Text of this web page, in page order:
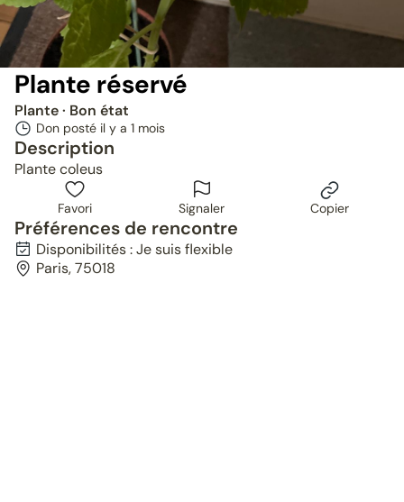
Plante réservé
Plante· Bon état
Don posté il y a 1 mois
Description
Plante coleus
Favori Signaler Copier
Préférences de rencontre
Disponibilités : Je suis flexible
Paris, 75018